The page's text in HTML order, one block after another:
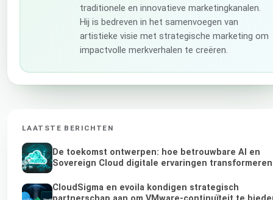
traditionele en innovatieve marketingkanalen.
Hij is bedreven in het samenvoegen van
artistieke visie met strategische marketing om
impactvolle merkverhalen te creëren.
LAATSTE BERICHTEN
De toekomst ontwerpen: hoe betrouwbare AI en
Sovereign Cloud digitale ervaringen transformeren
CloudSigma en evoila kondigen strategisch